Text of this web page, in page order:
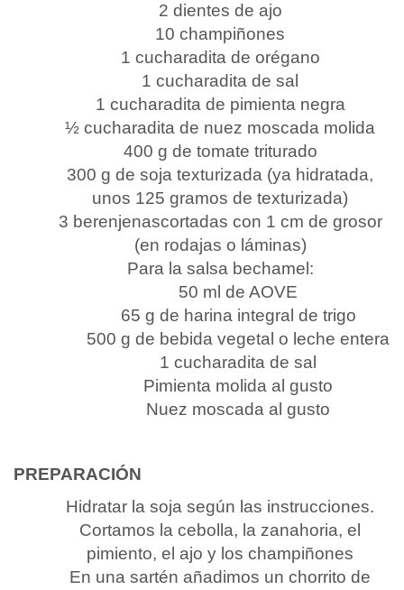
2 dientes de ajo
10 champiñones
1 cucharadita de orégano
1 cucharadita de sal
1 cucharadita de pimienta negra
½ cucharadita de nuez moscada molida
400 g de tomate triturado
300 g de soja texturizada (ya hidratada,
unos 125 gramos de texturizada)
3 berenjenascortadas con 1 cm de grosor
(en rodajas o láminas)
Para la salsa bechamel:
50 ml de AOVE
65 g de harina integral de trigo
500 g de bebida vegetal o leche entera
1 cucharadita de sal
Pimienta molida al gusto
Nuez moscada al gusto
PREPARACIÓN
Hidratar la soja según las instrucciones.
Cortamos la cebolla, la zanahoria, el
pimiento, el ajo y los champiñones
En una sartén añadimos un chorrito de